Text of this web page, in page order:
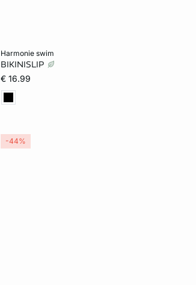
harmonie swim
BIKINISLIP
€ 16.99
-44%